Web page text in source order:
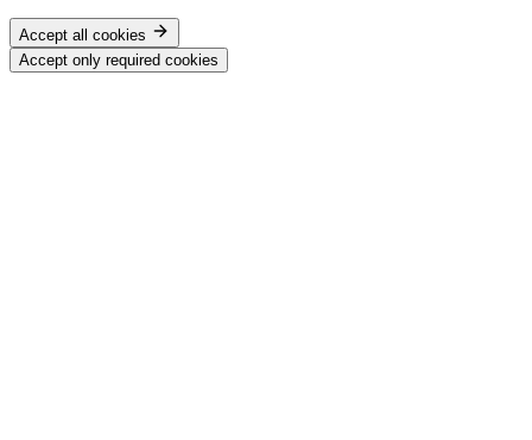
Accept all cookies
Accept only required cookies